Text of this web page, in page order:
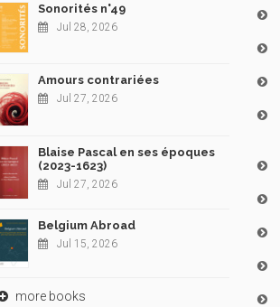
Sonorités n°49
Jul 28, 2026
Amours contrariées
Jul 27, 2026
Blaise Pascal en ses époques
(2023-1623)
Jul 27, 2026
Belgium Abroad
Jul 15, 2026
more books